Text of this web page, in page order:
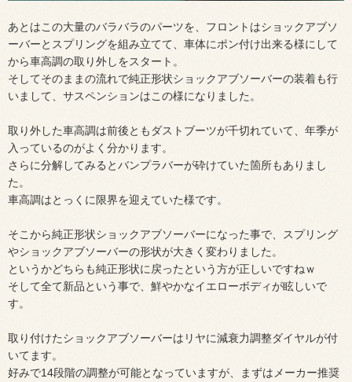
あとはこの大量のバラバラのパーツを、フロントはショックアブソ
ーバーとスプリングを組み立てて、車体にポン付け出来る様にして
から車高調の取り外しをスタート。
そしてそのままの流れで純正形状ショックアブソーバーの装着も行
いまして、サスペンションはこの様になりました。
取り外した車高調は前後ともダストブーツが千切れていて、年季が
入っているのがよく分かります。
さらに分解してみるとバンプラバーが砕けていた箇所もありまし
た。
車高調はとっくに限界を迎えていた様です。
そこから純正形状ショックアブソーバーになった事で、スプリング
やショックアブソーバーの形状が大きく変わりました。
というかどちらも純正形状に戻ったという方が正しいですねｗ
そして全て新品という事で、鮮やかなイエローボディが眩しいで
す。
取り付けたショックアブソーバーはリヤに減衰力調整ダイヤルが付
いてます。
好みで14段階の調整が可能となっていますが、まずはメーカー推奨